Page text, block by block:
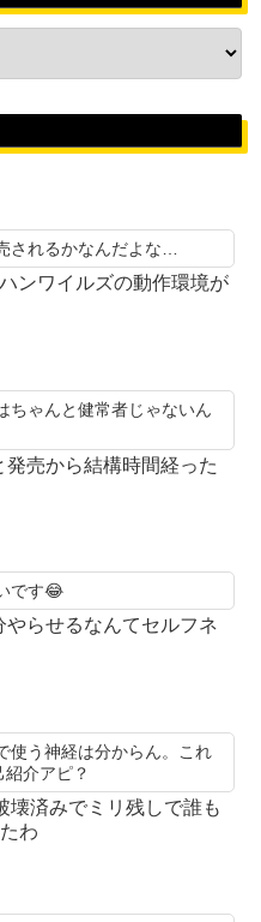
されるかなんだよな…
ンワイルズの動作環境が
ちゃんと健常者じゃないん
発売から結構時間経った
です😂
やらせるなんてセルフネ
使う神経は分からん。これ
介アピ？
壊済みでミリ残しで誰も
わ